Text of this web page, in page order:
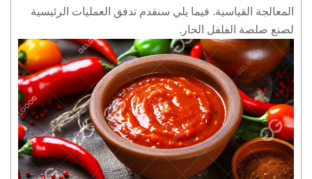
المعالجة القياسية. فيما يلي سنقدم تدفق العمليات الرئيسية
لصنع صلصة الفلفل الحار.